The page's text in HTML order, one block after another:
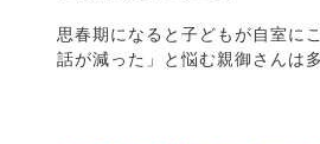
思春期になると子どもが自室に
話が減った」と悩む親御さんは